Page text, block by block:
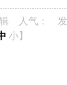
人气：
小】